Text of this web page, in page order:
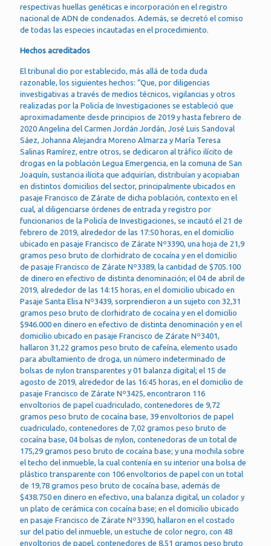
respectivas huellas genéticas e incorporación en el registro
nacional de ADN de condenados. Además, se decretó el comiso
de todas las especies incautadas en el procedimiento.
Hechos acreditados
El tribunal dio por establecido, más allá de toda duda
razonable, los siguientes hechos: “Que, por diligencias
investigativas a través de medios técnicos, vigilancias y otros
realizadas por la Policía de Investigaciones se estableció que
aproximadamente desde principios de 2019 y hasta febrero de
2020 Angelina del Carmen Jordán Jordán, José Luis Sandoval
Sáez, Johanna Alejandra Moreno Almarza y María Teresa
Salinas Ramírez, entre otros, se dedicaron al tráfico ilícito de
drogas en la población Legua Emergencia, en la comuna de San
Joaquín, sustancia ilícita que adquirían, distribuían y acopiaban
en distintos domicilios del sector, principalmente ubicados en
pasaje Francisco de Zárate de dicha población, contexto en el
cual, al diligenciarse órdenes de entrada y registro por
funcionarios de la Policía de Investigaciones, se incautó el 21 de
febrero de 2019, alrededor de las 17:50 horas, en el domicilio
ubicado en pasaje Francisco de Zárate Nº3390, una hoja de 21,9
gramos peso bruto de clorhidrato de cocaína y en el domicilio
de pasaje Francisco de Zárate Nº3389, la cantidad de $705.100
de dinero en efectivo de distinta denominación; el 04 de abril de
2019, alrededor de las 14:15 horas, en el domicilio ubicado en
Pasaje Santa Elisa Nº3439, sorprendieron a un sujeto con 32,31
gramos peso bruto de clorhidrato de cocaína y en el domicilio
$946.000 en dinero en efectivo de distinta denominación y en el
domicilio ubicado en pasaje Francisco de Zárate Nº3401,
hallaron 31,22 gramos peso bruto de cafeína, elemento usado
para abultamiento de droga, un número indeterminado de
bolsas de nylon transparentes y 01 balanza digital; el 15 de
agosto de 2019, alrededor de las 16:45 horas, en el domicilio de
pasaje Francisco de Zárate Nº3425, encontraron 116
envoltorios de papel cuadriculado, contenedores de 9,72
gramos peso bruto de cocaína base, 39 envoltorios de papel
cuadriculado, contenedores de 7,02 gramos peso bruto de
cocaína base, 04 bolsas de nylon, contenedoras de un total de
175,29 gramos peso bruto de cocaína base; y una mochila sobre
el techo del inmueble, la cual contenía en su interior una bolsa de
plástico transparente con 106 envoltorios de papel con un total
de 19,78 gramos peso bruto de cocaína base, además de
$438.750 en dinero en efectivo, una balanza digital, un colador y
un plato de cerámica con cocaína base; en el domicilio ubicado
en pasaje Francisco de Zárate Nº3390, hallaron en el costado
sur del patio del inmueble, un estuche de color negro, con 48
envoltorios de papel, contenedores de 8,51 gramos peso bruto